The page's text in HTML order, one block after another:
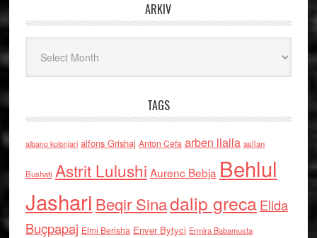
ARKIV
TAGS
albano kolonjari alfons Grishaj Anton Cefa arben llalla asllan
Bushati Astrit Lulushi Aurenc Bebja Behlul
Jashari Beqir Sinadalip grecaElida
Buçpapaj Elmi Berisha Enver Bytyci Ermira Babamusta